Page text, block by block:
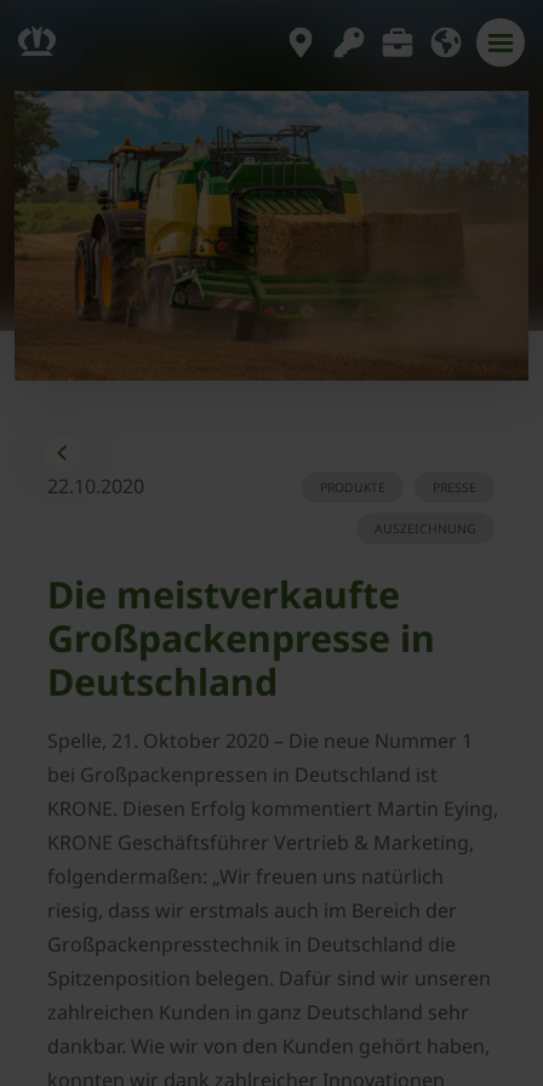
22.10.2020 PRESSE
PRODUKTE
AUSZEICHNUNG
Die meistverkaufte
Großpackenpresse in
Deutschland
Spelle, 21. Oktober 2020 – Die neue Nummer 1
bei Großpackenpressen in Deutschland ist
KRONE. Diesen Erfolg kommentiert Martin Eying,
KRONE Geschäftsführer Vertrieb & Marketing,
folgendermaßen: „Wir freuen uns natürlich
riesig, dass wir erstmals auch im Bereich der
Großpackenpresstechnik in Deutschland die
Spitzenposition belegen. Dafür sind wir unseren
zahlreichen Kunden in ganz Deutschland sehr
dankbar. Wie wir von den Kunden gehört haben,
konnten wir dank zahlreicher Innovationen